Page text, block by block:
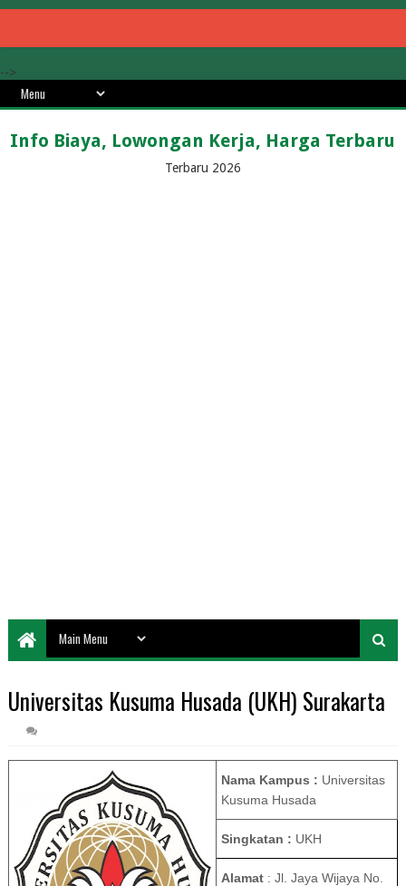
-->
Info Biaya, Lowongan Kerja, Harga Terbaru
Terbaru 2026
Universitas Kusuma Husada (UKH) Surakarta
Nama Kampus : Universitas
Kusuma Husada
Singkatan : UKH
Alamat : Jl. Jaya Wijaya No.